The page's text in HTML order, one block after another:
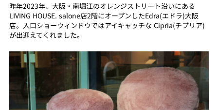
昨年2023年、大阪・南堀江のオレンジストリート沿いにある
LIVING HOUSE. salone店2階にオープンしたEdra(エドラ)大阪
店。入口ショーウィンドウではアイキャッチな Cipria(チプリア)
が出迎えてくれました。